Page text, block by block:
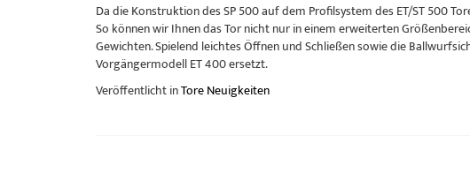
Da die Konstruktion des SP 500 auf dem Profilsystem des ET/ST 500
So können wir Ihnen das Tor nicht nur in einem erweiterten
Gewichten. Spielend leichtes Öffnen und Schließen sowie die
Vorgängermodell ET 400 ersetzt.
Veröffentlicht inTore Neuigkeiten